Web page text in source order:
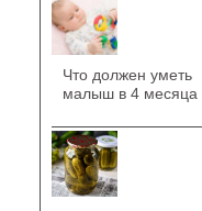
Что должен уметь
малыш в 4 месяца